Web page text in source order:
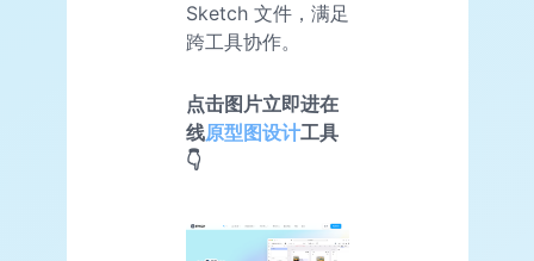
Sketch 文件，满足
跨工具协作。
点击图片立即进在
线原型图设计工具
👇